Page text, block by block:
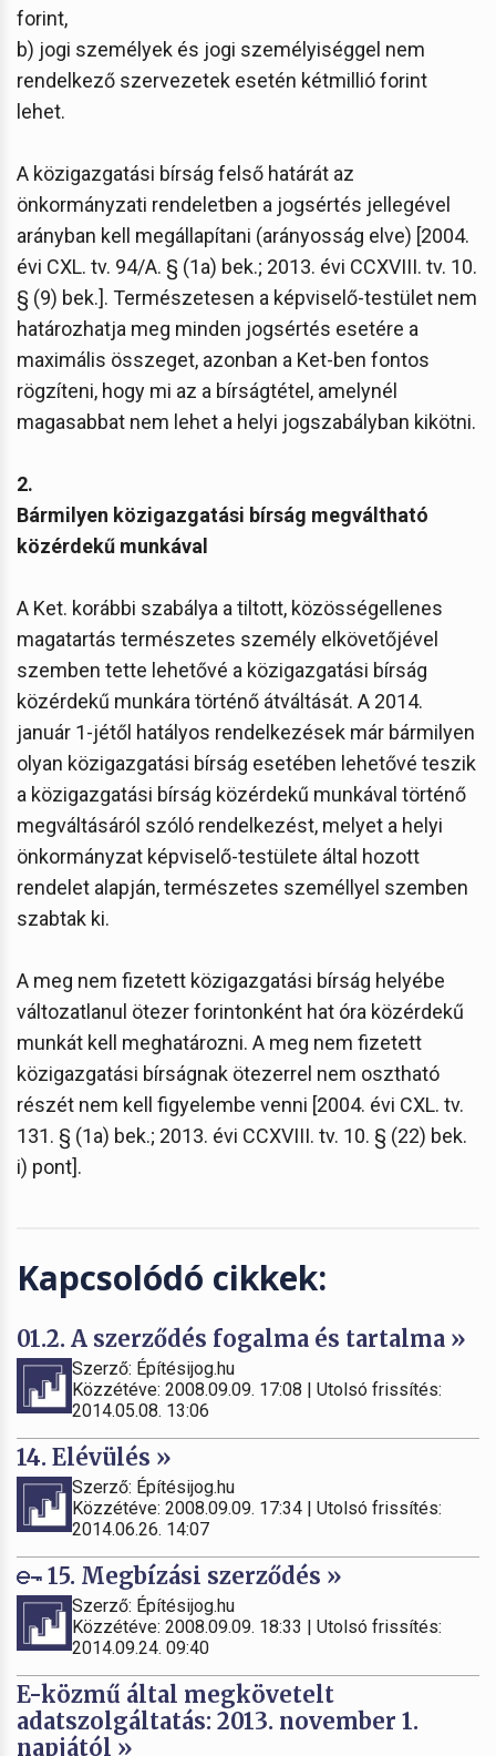
forint,
b) jogi személyek és jogi személyiséggel nem
rendelkező szervezetek esetén kétmillió forint
lehet.
A közigazgatási bírság felső határát az
önkormányzati rendeletben a jogsértés jellegével
arányban kell megállapítani (arányosság elve) [2004.
évi CXL. tv. 94/A. § (1a) bek.; 2013. évi CCXVIII. tv. 10.
§ (9) bek.]. Természetesen a képviselő-testület nem
határozhatja meg minden jogsértés esetére a
maximális összeget, azonban a Ket-ben fontos
rögzíteni, hogy mi az a bírságtétel, amelynél
magasabbat nem lehet a helyi jogszabályban kikötni.
2.
Bármilyen közigazgatási bírság megváltható
közérdekű munkával
A Ket. korábbi szabálya a tiltott, közösségellenes
magatartás természetes személy elkövetőjével
szemben tette lehetővé a közigazgatási bírság
közérdekű munkára történő átváltását. A 2014.
január 1-jétől hatályos rendelkezések már bármilyen
olyan közigazgatási bírság esetében lehetővé teszik
a közigazgatási bírság közérdekű munkával történő
megváltásáról szóló rendelkezést, melyet a helyi
önkormányzat képviselő-testülete által hozott
rendelet alapján, természetes személlyel szemben
szabtak ki.
A meg nem fizetett közigazgatási bírság helyébe
változatlanul ötezer forintonként hat óra közérdekű
munkát kell meghatározni. A meg nem fizetett
közigazgatási bírságnak ötezerrel nem osztható
részét nem kell figyelembe venni [2004. évi CXL. tv.
131. § (1a) bek.; 2013. évi CCXVIII. tv. 10. § (22) bek.
i) pont].
Kapcsolódó cikkek:
01.2. A szerződés fogalma és tartalma »
Szerző: Építésijog.hu
Közzétéve: 2008.09.09. 17:08 | Utolsó frissítés:
2014.05.08. 13:06
14. Elévülés »
Szerző: Építésijog.hu
Közzétéve: 2008.09.09. 17:34 | Utolsó frissítés:
2014.06.26. 14:07
15. Megbízási szerződés »
Szerző: Építésijog.hu
Közzétéve: 2008.09.09. 18:33 | Utolsó frissítés:
2014.09.24. 09:40
E-közmű által megkövetelt
adatszolgáltatás: 2013. november 1.
napjától »